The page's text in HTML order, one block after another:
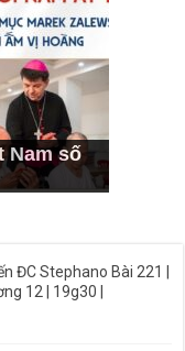
Nam số
ĐC Stephano Bài 221 |
12 | 19g30 |